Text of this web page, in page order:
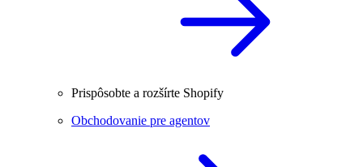
Prispôsobte a rozšírte Shopify
Obchodovanie pre agentov